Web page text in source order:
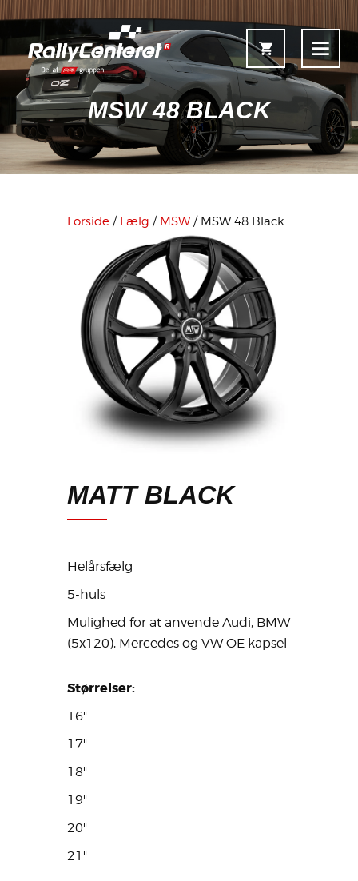
MSW 48 BLACK
Forside
Fælgoversigt
Information & Service
Kontakt
Fælgkonfigurator
Forside / Fælg / MSW/ MSW 48 Black
MATT BLACK
Helårsfælg
5-huls
Mulighed for at anvende Audi, BMW
(5x120), Mercedes og VW OE kapsel
Størrelser:
16"
17"
18"
19"
20"
21"